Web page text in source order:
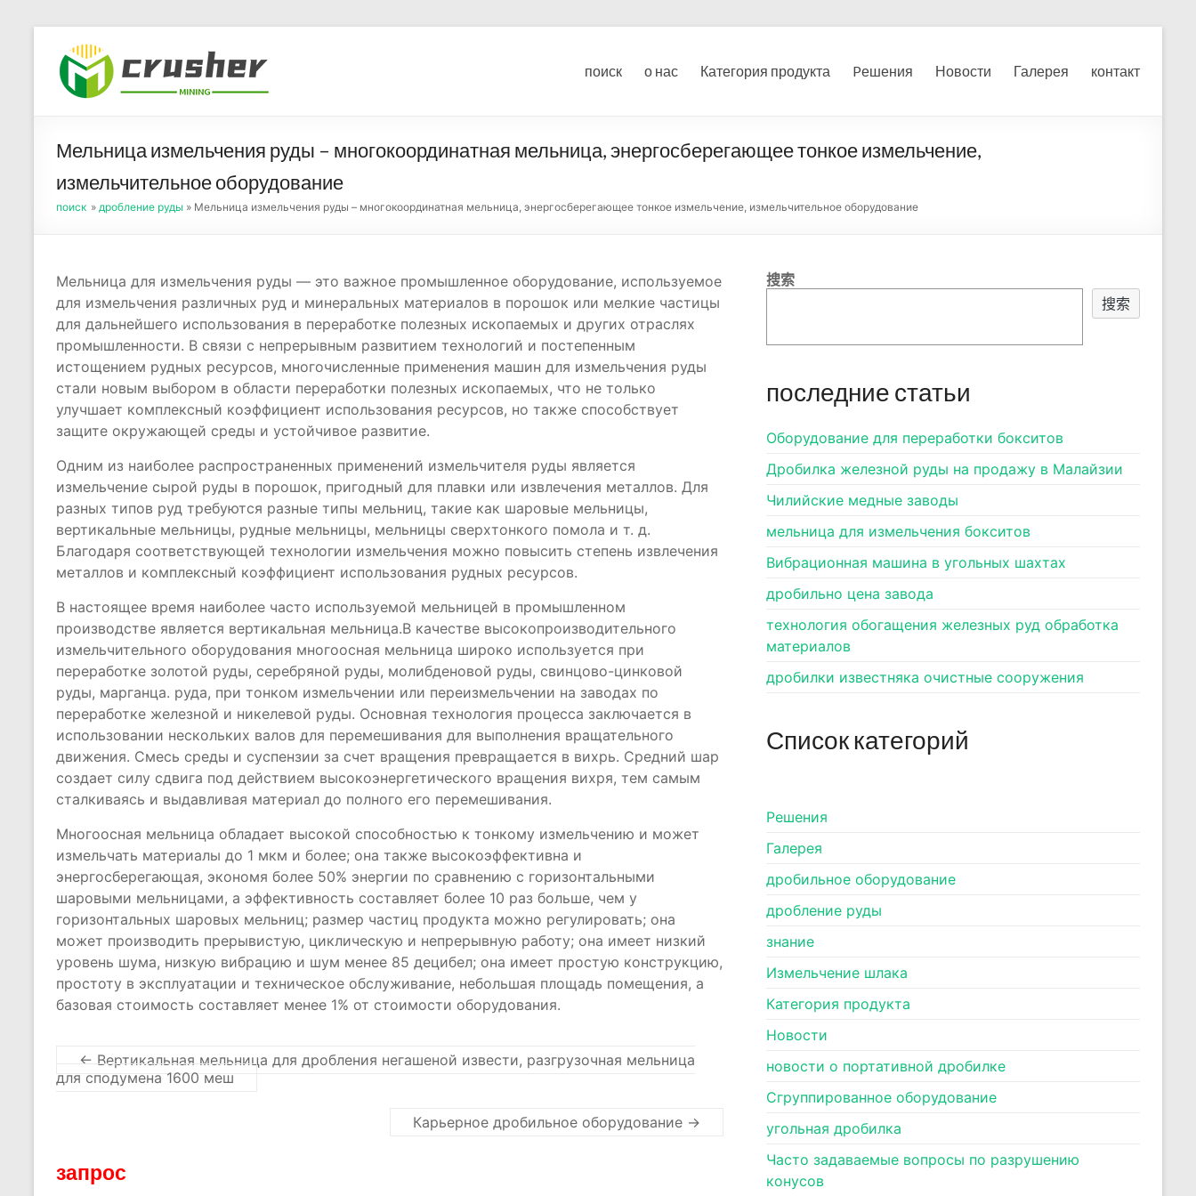
content
Оборудование для дробления угля, измельчения печного
поиск о нас Категория продукта Pешения Новости Галерея контакт
Мельница измельчения руды – многокоординатная мельница, энергосберегающее тонкое измельчение,
измельчительное оборудование
поиск » дробление руды » Мельница измельчения руды – многокоординатная мельница, энергосберегающее тонкое измельчение, измельчительное оборудование
Мельница для измельчения руды — это важное промышленное оборудование, используемое
для измельчения различных руд и минеральных материалов в порошок или мелкие частицы
для дальнейшего использования в переработке полезных ископаемых и других отраслях
промышленности. В связи с непрерывным развитием технологий и постепенным
истощением рудных ресурсов, многочисленные применения машин для измельчения руды
стали новым выбором в области переработки полезных ископаемых, что не только
улучшает комплексный коэффициент использования ресурсов, но также способствует
защите окружающей среды и устойчивое развитие.
Одним из наиболее распространенных применений измельчителя руды является
измельчение сырой руды в порошок, пригодный для плавки или извлечения металлов. Для
разных типов руд требуются разные типы мельниц, такие как шаровые мельницы,
вертикальные мельницы, рудные мельницы, мельницы сверхтонкого помола и т. д.
Благодаря соответствующей технологии измельчения можно повысить степень извлечения
металлов и комплексный коэффициент использования рудных ресурсов.
В настоящее время наиболее часто используемой мельницей в промышленном
производстве является вертикальная мельница.В качестве высокопроизводительного
измельчительного оборудования многоосная мельница широко используется при
переработке золотой руды, серебряной руды, молибденовой руды, свинцово-цинковой
руды, марганца. руда, при тонком измельчении или переизмельчении на заводах по
переработке железной и никелевой руды. Основная технология процесса заключается в
использовании нескольких валов для перемешивания для выполнения вращательного
движения. Смесь среды и суспензии за счет вращения превращается в вихрь. Средний шар
создает силу сдвига под действием высокоэнергетического вращения вихря, тем самым
сталкиваясь и выдавливая материал до полного его перемешивания.
Многоосная мельница обладает высокой способностью к тонкому измельчению и может
измельчать материалы до 1 мкм и более; она также высокоэффективна и
энергосберегающая, экономя более 50% энергии по сравнению с горизонтальными
шаровыми мельницами, а эффективность составляет более 10 раз больше, чем у
горизонтальных шаровых мельниц; размер частиц продукта можно регулировать; она
может производить прерывистую, циклическую и непрерывную работу; она имеет низкий
уровень шума, низкую вибрацию и шум менее 85 децибел; она имеет простую конструкцию,
простоту в эксплуатации и техническое обслуживание, небольшая площадь помещения, а
базовая стоимость составляет менее 1% от стоимости оборудования.
← Вертикальная мельница для дробления негашеной извести, разгрузочная мельница
для сподумена 1600 меш
Карьерное дробильное оборудование →
запрос
搜索
搜索
последние статьи
Оборудование для переработки бокситов
Дробилка железной руды на продажу в Малайзии
Чилийские медные заводы
мельница для измельчения бокситов
Вибрационная машина в угольных шахтах
дробильно цена завода
технология обогащения железных руд обработка
материалов
дробилки известняка очистные сооружения
Список категорий
Pешения
Галерея
дробильное оборудование
дробление руды
знание
Измельчение шлака
Категория продукта
Новости
новости о портативной дробилке
Сгруппированное оборудование
угольная дробилка
Часто задаваемые вопросы по разрушению
конусов